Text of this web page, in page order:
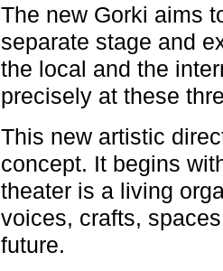
The new Gorki aims
separate stage and
the local and the
precisely at these
This new artistic
concept. It begins
theater is a living
voices, crafts,
future.